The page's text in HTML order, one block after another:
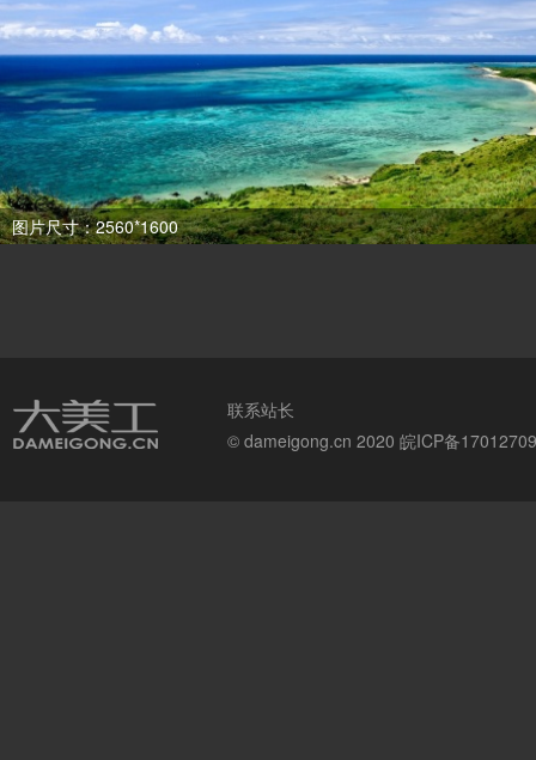
图片尺寸：2560*1600
联系站长
© dameigong.cn 2020 皖ICP备